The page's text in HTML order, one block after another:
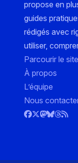
propose en
guides
rédigés avec
utiliser,
Parcourir le site
À propos
L’équipe
Nous